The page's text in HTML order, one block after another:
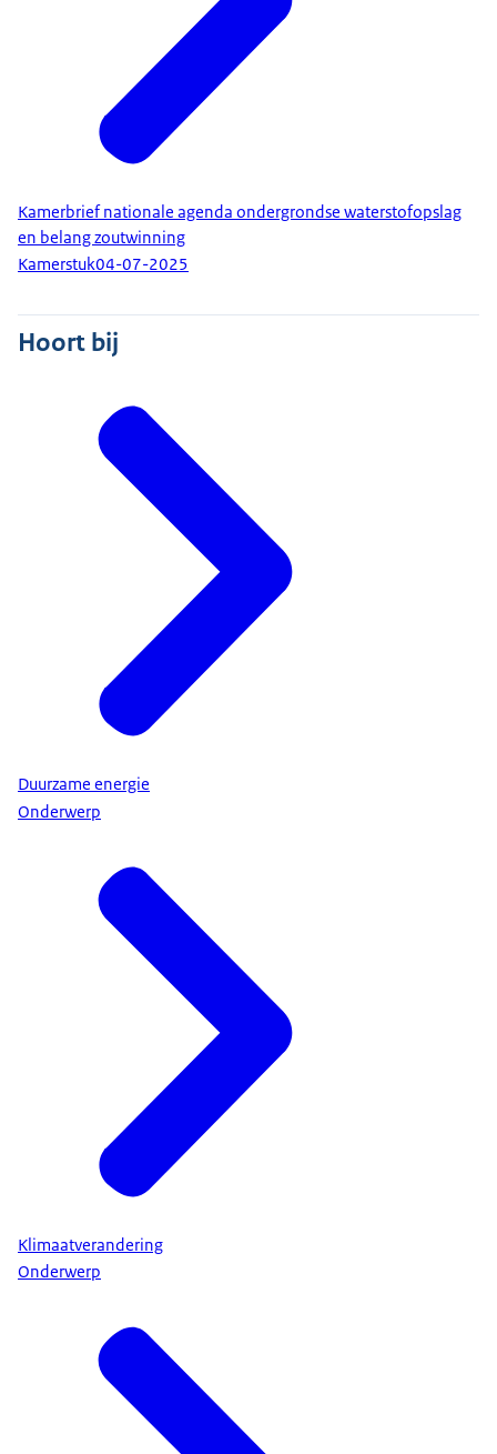
Kamerbrief nationale agenda ondergrondse waterstofopslag
en belang zoutwinning
Kamerstuk04-07-2025
Hoort bij
Duurzame energie
Onderwerp
Klimaatverandering
Onderwerp